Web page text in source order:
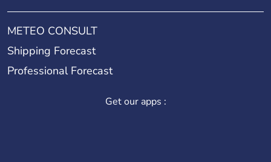
METEO CONSULT
Shipping Forecast
Professional Forecast
Get our apps :